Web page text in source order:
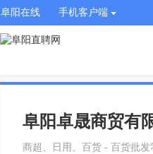
阜阳在线 手机客户端
阜阳卓晟商贸有
商超、日用、百货 - 百货批发